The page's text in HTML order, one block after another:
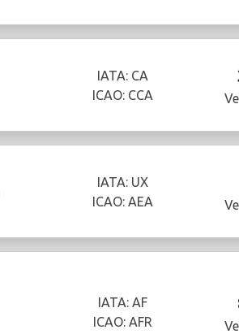
IATA: CA
ICAO: CCA
IATA: UX
ICAO: AEA
IATA: AF
ICAO: AFR